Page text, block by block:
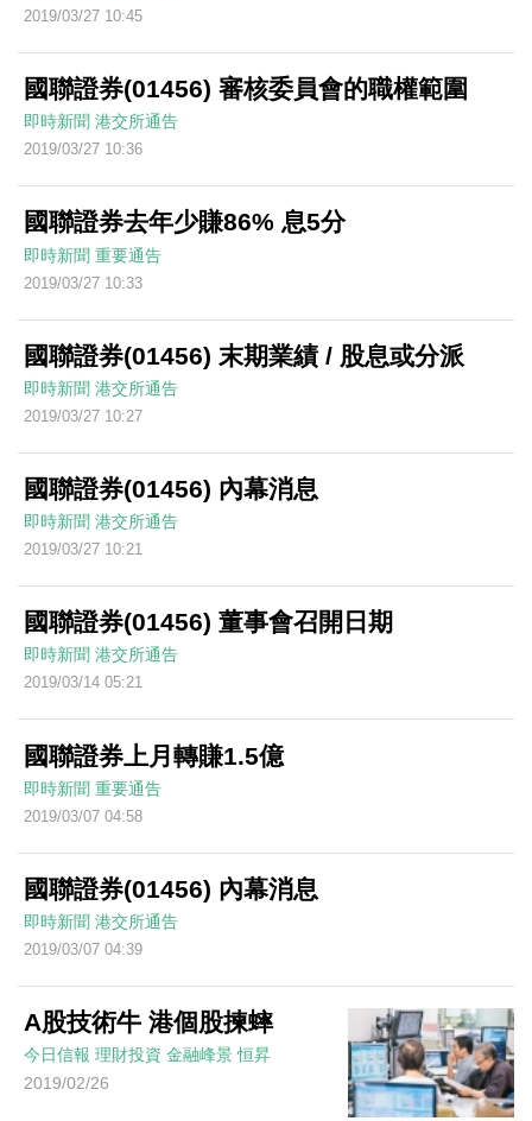
2019/03/27 10:45
國聯證券(01456) 審核委員會的職權範圍
即時新聞 港交所通告
2019/03/27 10:36
國聯證券去年少賺86% 息5分
即時新聞 重要通告
2019/03/27 10:33
國聯證券(01456) 末期業績 / 股息或分派
即時新聞 港交所通告
2019/03/27 10:27
國聯證券(01456) 內幕消息
即時新聞 港交所通告
2019/03/27 10:21
國聯證券(01456) 董事會召開日期
即時新聞 港交所通告
2019/03/14 05:21
國聯證券上月轉賺1.5億
即時新聞 重要通告
2019/03/07 04:58
國聯證券(01456) 內幕消息
即時新聞 港交所通告
2019/03/07 04:39
A股技術牛 港個股揀蟀
今日信報 理財投資 金融峰景 恒昇
2019/02/26